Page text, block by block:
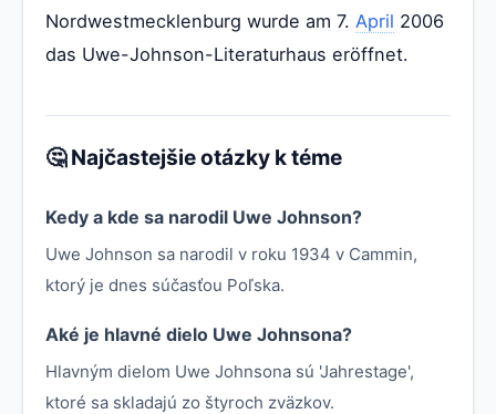
Nordwestmecklenburg wurde am 7. April 2006
das Uwe-Johnson-Literaturhaus eröffnet.
🤔 Najčastejšie otázky k téme
Kedy a kde sa narodil Uwe Johnson?
Uwe Johnson sa narodil v roku 1934 v Cammin,
ktorý je dnes súčasťou Poľska.
Aké je hlavné dielo Uwe Johnsona?
Hlavným dielom Uwe Johnsona sú 'Jahrestage',
ktoré sa skladajú zo štyroch zväzkov.